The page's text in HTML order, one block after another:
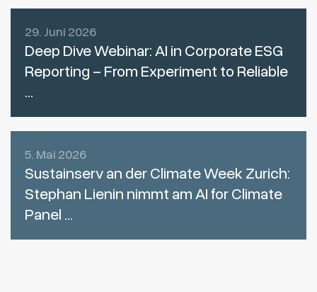
29. Juni 2026
Deep Dive Webinar: AI in Corporate ESG
Reporting – From Experiment to Reliable
...
5. Mai 2026
Sustainserv an der Climate Week Zurich:
Stephan Lienin nimmt am AI for Climate
Panel ...